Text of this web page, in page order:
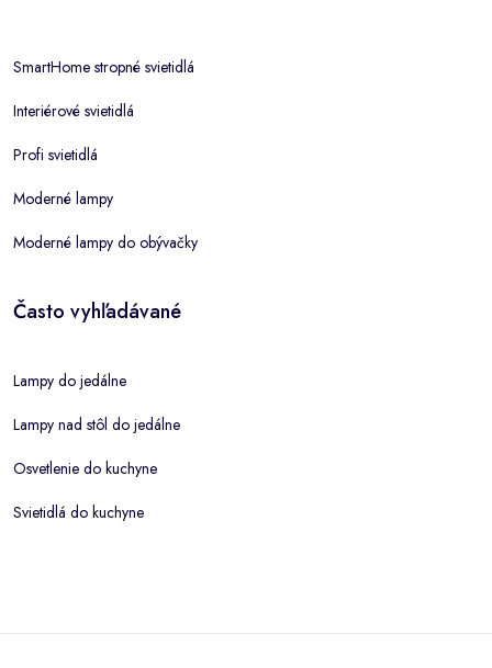
SmartHome stropné svietidlá
Interiérové svietidlá
Profi svietidlá
Moderné lampy
Moderné lampy do obývačky
Často vyhľadávané
Lampy do jedálne
Lampy nad stôl do jedálne
Osvetlenie do kuchyne
Svietidlá do kuchyne